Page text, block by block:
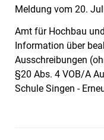
Meldung vom 20.
Amt für Hochbau
Information über
Ausschreibungen
§20 Abs. 4 VOB/A
Schule Singen -